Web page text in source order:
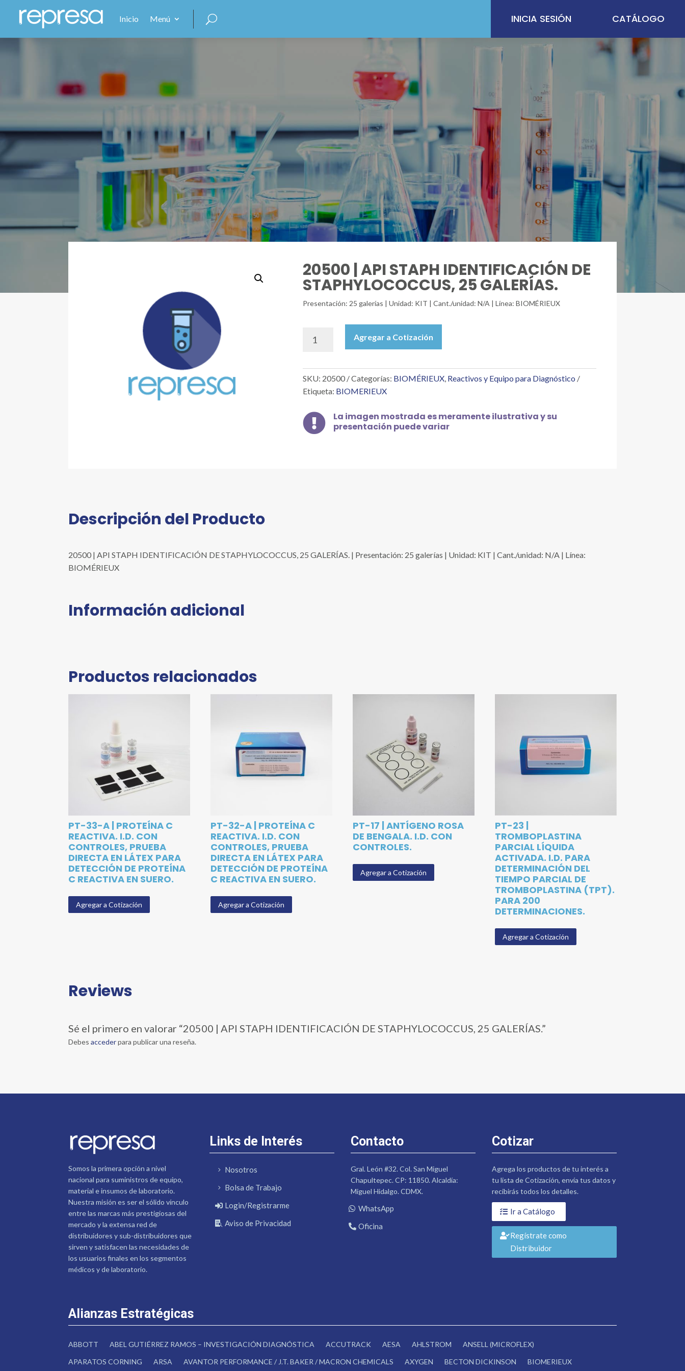
Inicio Menú INICIA SESIÓN CATÁLOGO
20500 | API STAPH IDENTIFICACIÓN DE
STAPHYLOCOCCUS, 25 GALERÍAS.
Presentación: 25 galerías | Unidad: KIT | Cant./unidad: N/A | Línea: BIOMÉRIEUX
STAPH
IDENTIFICACIÓN
DE
25
GALERÍAS.
cantidad
Agregar a Cotización
SKU: 20500 Categorías: BIOMÉRIEUX, Reactivos y Equipo para Diagnóstico
Etiqueta: BIOMERIEUX

La imagen mostrada es meramente ilustrativa y su
presentación puede variar
Descripción del Producto
20500 | API STAPH IDENTIFICACIÓN DE STAPHYLOCOCCUS, 25 GALERÍAS. | Presentación: 25 galerías | Unidad: KIT | Cant./unidad: N/A | Línea:
BIOMÉRIEUX
Información adicional
Productos relacionados
PT-33-A | PROTEÍNA C
REACTIVA. I.D. CON
CONTROLES, PRUEBA
DIRECTA EN LÁTEX PARA
DETECCIÓN DE PROTEÍNA
C REACTIVA EN SUERO.
Agregar a Cotización
PT-32-A | PROTEÍNA C
REACTIVA. I.D. CON
CONTROLES, PRUEBA
DIRECTA EN LÁTEX PARA
DETECCIÓN DE PROTEÍNA
C REACTIVA EN SUERO.
Agregar a Cotización
PT-17 | ANTÍGENO ROSA
DE BENGALA. I.D. CON
CONTROLES.
Agregar a Cotización
PT-23 |
TROMBOPLASTINA
PARCIAL LÍQUIDA
ACTIVADA. I.D. PARA
DETERMINACIÓN DEL
TIEMPO PARCIAL DE
TROMBOPLASTINA (TPT).
PARA 200
DETERMINACIONES.
Agregar a Cotización
Reviews
Sé el primero en valorar “20500 | API STAPH IDENTIFICACIÓN DE STAPHYLOCOCCUS, 25 GALERÍAS.”
Debesaccederpara publicar una reseña.
Somos la primera opción a nivel
nacional para suministros de equipo,
material e insumos de laboratorio.
Nuestra misión es ser el sólido vínculo
entre las marcas más prestigiosas del
mercado y la extensa red de
distribuidores y sub-distribuidores que
sirven y satisfacen las necesidades de
los usuarios finales en los segmentos
médicos y de laboratorio.
Links de Interés
Nosotros
Bolsa de Trabajo
Login/Registrarme
Aviso de Privacidad
Contacto
Gral. León #32. Col. San Miguel
Chapultepec. CP: 11850. Alcaldía:
Miguel Hidalgo. CDMX.
WhatsApp
Oficina
Cotizar
Agrega los productos de tu interés a
tu lista de Cotización, envía tus datos y
recibirás todos los detalles.
Ir a Catálogo
Regístrate como
Distribuidor
Alianzas Estratégicas
ABBOTT ABEL GUTIÉRREZ RAMOS – INVESTIGACIÓN DIAGNÓSTICA ACCUTRACK AESA AHLSTROM
ANSELL (MICROFLEX)
APARATOS CORNING
ARSA AVANTOR PERFORMANCE / J.T. BAKER / MACRON CHEMICALS AXYGEN BECTON DICKINSON BIOMERIEUX